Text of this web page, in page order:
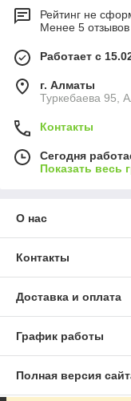
Рейтинг не
Менее 5
Работает с
г. Алматы
Туркебаева 95,
Контакты
Сегодня
Показать весь
О нас
Контакты
Доставка и оплата
График работы
Полная версия